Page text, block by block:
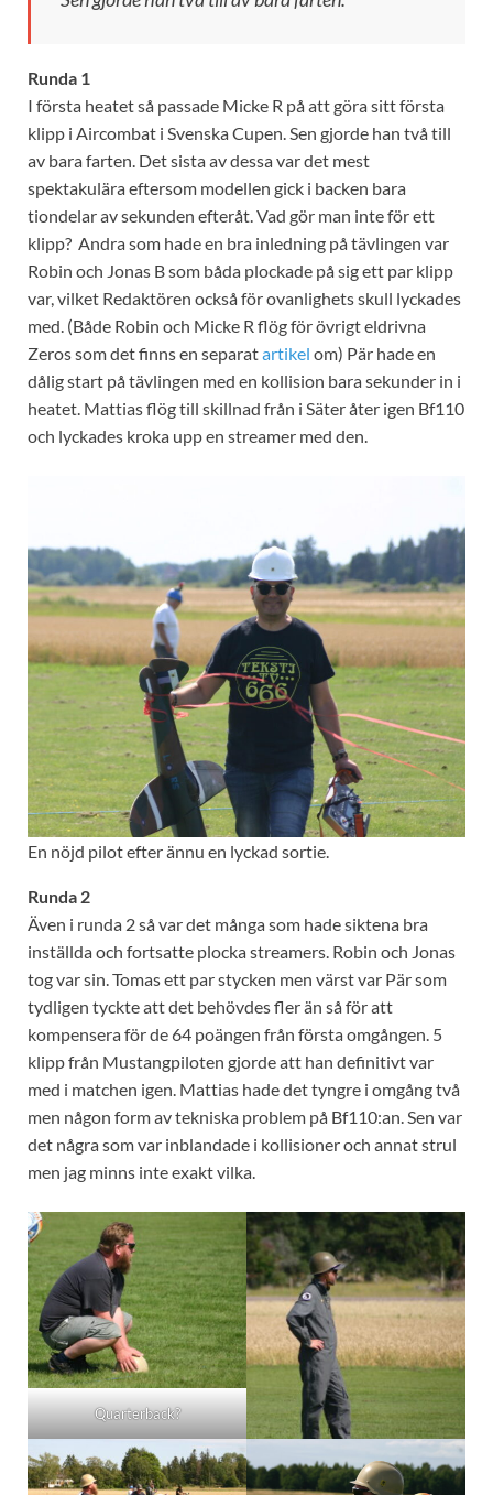
Runda 1
I första heatet så passade Micke R på att göra sitt första
klipp i Aircombat i Svenska Cupen. Sen gjorde han två till
av bara farten. Det sista av dessa var det mest
spektakulära eftersom modellen gick i backen bara
tiondelar av sekunden efteråt. Vad gör man inte för ett
klipp? Andra som hade en bra inledning på tävlingen var
Robin och Jonas B som båda plockade på sig ett par klipp
var, vilket Redaktören också för ovanlighets skull lyckades
med. (Både Robin och Micke R flög för övrigt eldrivna
Zeros som det finns en separatartikel om) Pär hade en
dålig start på tävlingen med en kollision bara sekunder in i
heatet. Mattias flög till skillnad från i Säter åter igen Bf110
och lyckades kroka upp en streamer med den.
En nöjd pilot efter ännu en lyckad sortie.
Runda 2
Även i runda 2 så var det många som hade siktena bra
inställda och fortsatte plocka streamers. Robin och Jonas
tog var sin. Tomas ett par stycken men värst var Pär som
tydligen tyckte att det behövdes fler än så för att
kompensera för de 64 poängen från första omgången. 5
klipp från Mustangpiloten gjorde att han definitivt var
med i matchen igen. Mattias hade det tyngre i omgång två
men någon form av tekniska problem på Bf110:an. Sen var
det några som var inblandade i kollisioner och annat strul
men jag minns inte exakt vilka.
Quarterback?